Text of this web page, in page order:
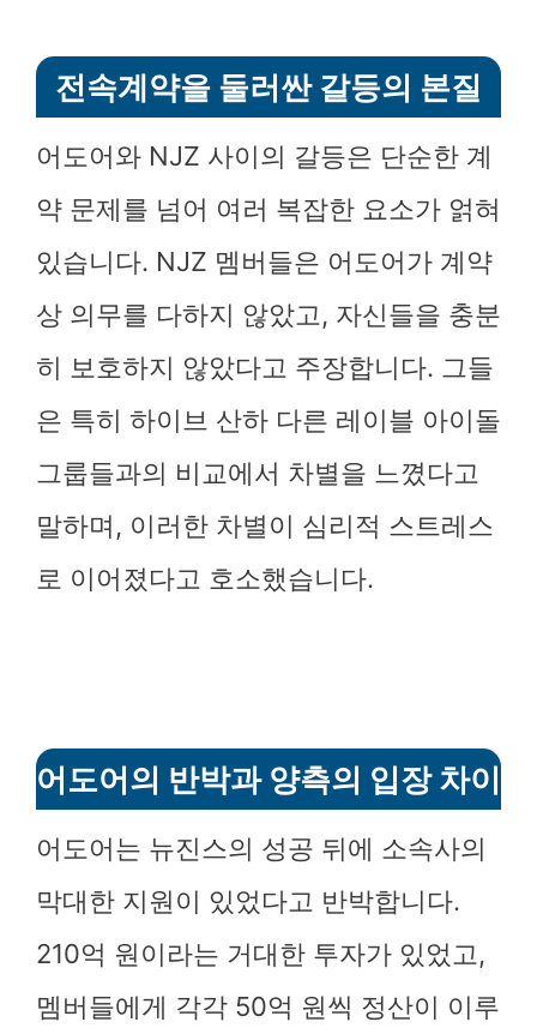
전속계약을 둘러싼 갈등의 본질
어도어와 NJZ 사이의 갈등은 단순한 계
약 문제를 넘어 여러 복잡한 요소가 얽혀
있습니다. NJZ 멤버들은 어도어가 계약
상 의무를 다하지 않았고, 자신들을 충분
히 보호하지 않았다고 주장합니다. 그들
은 특히 하이브 산하 다른 레이블 아이돌
그룹들과의 비교에서 차별을 느꼈다고
말하며, 이러한 차별이 심리적 스트레스
로 이어졌다고 호소했습니다.
어도어의 반박과 양측의 입장 차이
어도어는 뉴진스의 성공 뒤에 소속사의
막대한 지원이 있었다고 반박합니다.
210억 원이라는 거대한 투자가 있었고,
멤버들에게 각각 50억 원씩 정산이 이루